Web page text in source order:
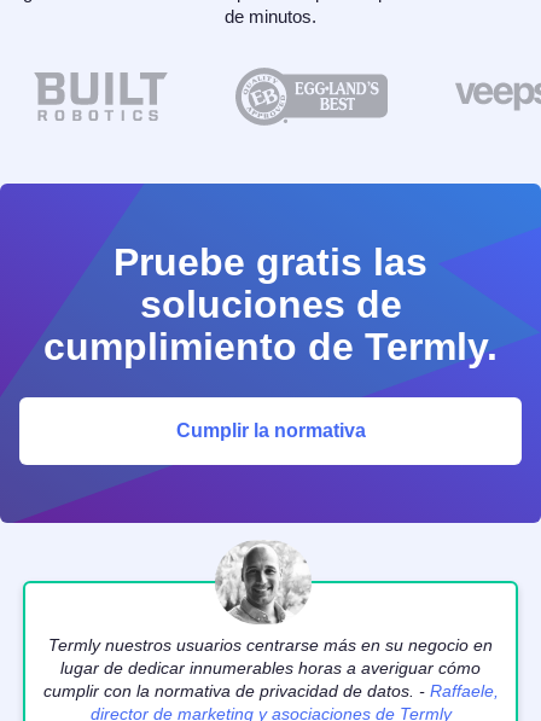
de minutos.
Pruebe gratis las
soluciones de
cumplimiento de Termly.
Cumplir la normativa
Termly nuestros usuarios centrarse más en su negocio en
lugar de dedicar innumerables horas a averiguar cómo
cumplir con la normativa de privacidad de datos. - Raffaele,
director de marketing y asociaciones de Termly